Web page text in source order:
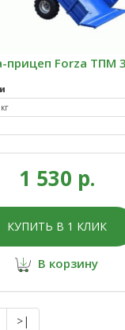
прицеп Forza ТПМ
1 530 р.
КУПИТЬ В 1 КЛИК
В корзину
>|